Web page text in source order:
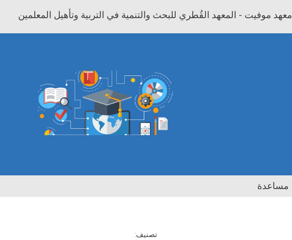
معهد موفيت - المعهد القُطري للبحث والتنمية في التربية وتأهيل المعلمين
مساعدة
تصنيف: